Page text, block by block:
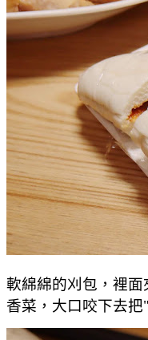
軟綿綿的刈包，裡面
香菜，大口咬下去